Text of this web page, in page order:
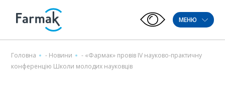
МЕНЮ
Головна - Новини - «Фармак» провів ІV науково-практичну
конференцію Школи молодих науковців